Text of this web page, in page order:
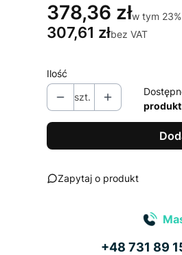
378,36 złw tym 23%
w tym 23%
307,61 złbez VAT
Ilość
szt.
Zapytaj o produkt
+48 731 89